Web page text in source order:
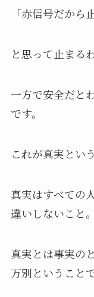
「赤信号だから
と思って止まる
一方で安全だと
です。
これが真実とい
真実はすべての
違いしないこと。
真実とは事実の
万別ということで